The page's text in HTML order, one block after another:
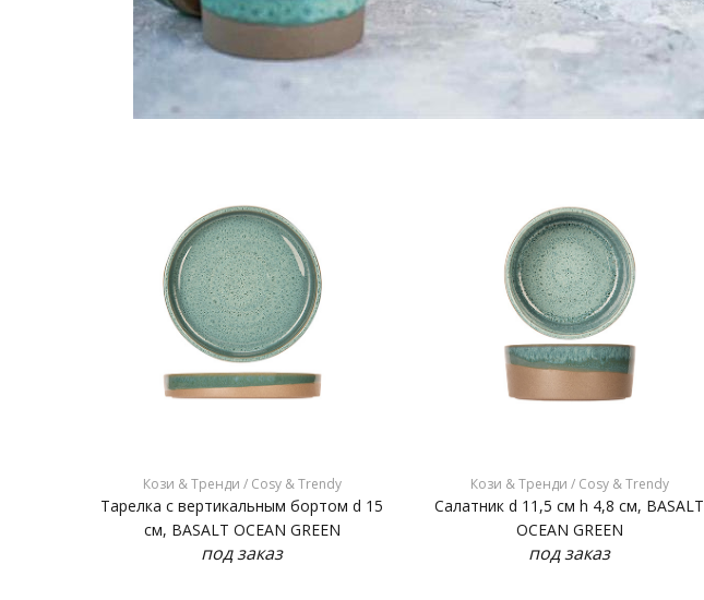
Кози & Тренди / Cosy & Trendy
Тарелка с вертикальным бортом d 15
см, BASALT OCEAN GREEN
под заказ
Кози & Тренди / Cosy & Trendy
Салатник d 11,5 см h 4,8 см, BASALT
OCEAN GREEN
под заказ